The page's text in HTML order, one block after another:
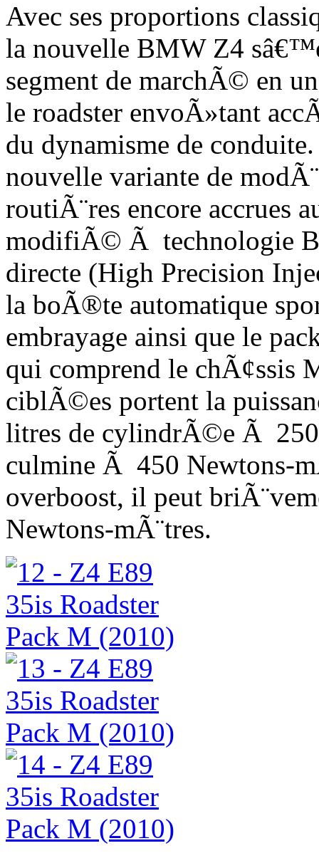
Avec ses proportions
la nouvelle BMW Z4
segment de marchÃ© en
le roadster envoÃ»tant
du dynamisme de
nouvelle variante de
routiÃ¨res encore accrues
modifiÃ© Ã technologie
directe (High Precision
la boÃ®te automatique
embrayage ainsi que le
qui comprend le chÃ¢ssis
ciblÃ©es portent la
litres de cylindrÃ©e Ã
culmine Ã 450 Newtons-
overboost, il peut
Newtons-mÃ¨tres.